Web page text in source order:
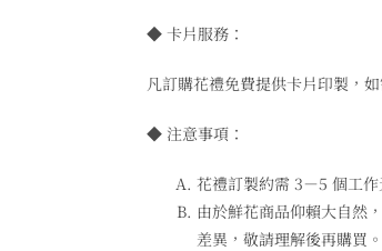
◆ 卡片服務：
凡訂購花禮免費提供卡片印製，
◆ 注意事項：
花禮訂製約需 3－5 個工
由於鮮花商品仰賴大自然
差異，敬請理解後再購買。